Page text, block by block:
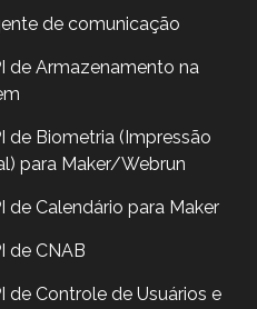
de comunicação
de Armazenamento na
de Biometria (Impressão
para Maker/Webrun
de Calendário para Maker
de CNAB
de Controle de Usuários e